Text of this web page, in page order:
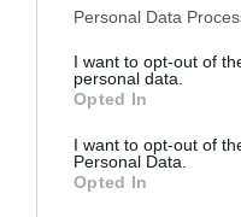
Please note that this
not limited to your visit or
grant or deny consent to
use your data for below
consent section.
Personal Data
I want to opt-out of
personal data.
Opted In
I want to opt-out of
Personal Data.
Opted In
Bemutatkozott